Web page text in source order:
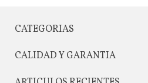
CATEGORIAS
CALIDAD Y GARANTIA